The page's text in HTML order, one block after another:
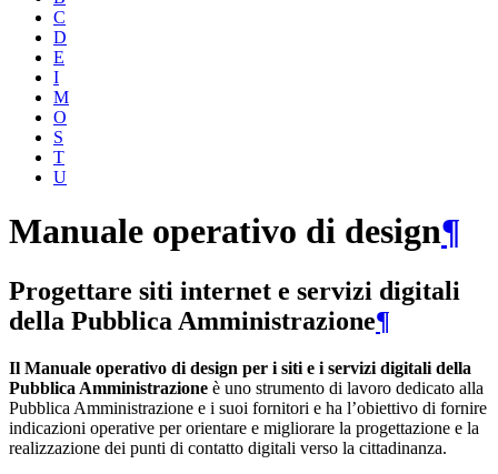
C
D
E
I
M
O
S
T
U
Manuale operativo di design¶
Progettare siti internet e servizi digitali
della Pubblica Amministrazione¶
Il Manuale operativo di design per i siti e i servizi digitali della
Pubblica Amministrazione è uno strumento di lavoro dedicato alla
Pubblica Amministrazione e i suoi fornitori e ha l’obiettivo di fornire
indicazioni operative per orientare e migliorare la progettazione e la
realizzazione dei punti di contatto digitali verso la cittadinanza.